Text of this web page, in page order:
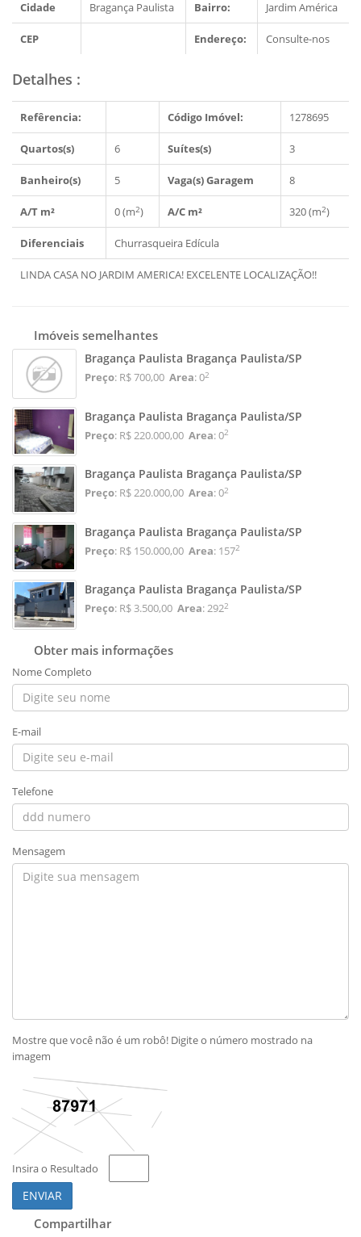
Cidade Bragança Paulista Bairro: Jardim América
CEP Endereço: Consulte-nos
Detalhes :
Refêrencia: Código Imóvel: 1278695
Quartos(s) 6 Suítes(s) 3
Banheiro(s) 5 Vaga(s) Garagem 8
A/T m² 0 (m2) A/C m² 320 (m2)
Diferenciais Churrasqueira Edícula
LINDA CASA NO JARDIM AMERICA! EXCELENTE LOCALIZAÇÃO!!
Imóveis semelhantes
Bragança Paulista Bragança Paulista/SP
Preço: R$ 700,00 Area: 02
Bragança Paulista Bragança Paulista/SP
Preço: R$ 220.000,00 Area: 02
Bragança Paulista Bragança Paulista/SP
Preço: R$ 220.000,00 Area: 02
Bragança Paulista Bragança Paulista/SP
Preço: R$ 150.000,00 Area: 1572
Bragança Paulista Bragança Paulista/SP
Preço: R$ 3.500,00 Area: 2922
Obter mais informações
Nome Completo
E-mail
Telefone
Mensagem
Mostre que você não é um robô! Digite o número mostrado na
imagem
Insira o Resultado
ENVIAR
Compartilhar